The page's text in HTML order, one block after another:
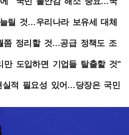
릴 것…우리나라 보유세 대체
쯤 정리할 것…공급 정책도 조
만 도입하면 기업들 탈출할 것"
실적 필요성 있어…당장은 국민